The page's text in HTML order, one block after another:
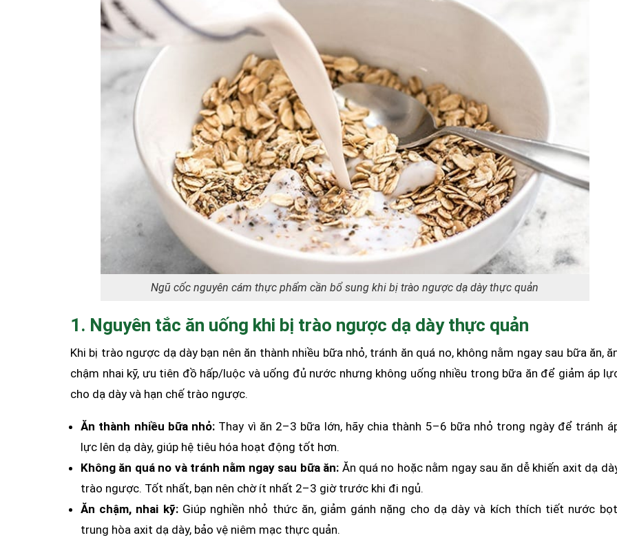
Ngũ cốc nguyên cám thực phẩm cần bổ sung khi bị trào ngược dạ dày thực quản
1. Nguyên tắc ăn uống khi bị trào ngược dạ dày thực quản
Khi bị trào ngược dạ dày bạn nên ăn thành nhiều bữa nhỏ, tránh ăn quá no, không nằm ngay sau bữa ăn,
chậm nhai kỹ, ưu tiên đồ hấp/luộc và uống đủ nước nhưng không uống nhiều trong bữa ăn để giảm áp
cho dạ dày và hạn chế trào ngược.
Ăn thành nhiều bữa nhỏ: Thay vì ăn 2–3 bữa lớn, hãy chia thành 5–6 bữa nhỏ trong ngày để tránh
lực lên dạ dày, giúp hệ tiêu hóa hoạt động tốt hơn.
Không ăn quá no và tránh nằm ngay sau bữa ăn: Ăn quá no hoặc nằm ngay sau ăn dễ khiến axit dạ
trào ngược. Tốt nhất, bạn nên chờ ít nhất 2–3 giờ trước khi đi ngủ.
Ăn chậm, nhai kỹ:Giúp nghiền nhỏ thức ăn, giảm gánh nặng cho dạ dày và kích thích tiết nước
trung hòa axit dạ dày, bảo vệ niêm mạc thực quản.